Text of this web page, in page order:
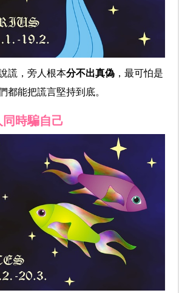
謊，旁人根本分不出真偽，最可怕是
都能把謊言堅持到底。
時騙自己